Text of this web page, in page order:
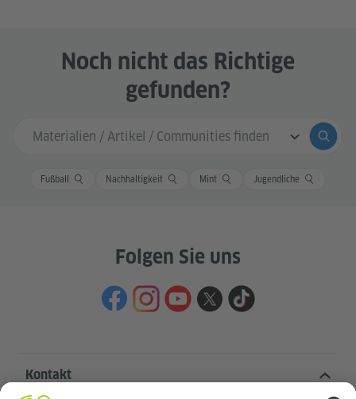
Noch nicht das Richtige
gefunden?
Sucheingabe
Fußball Nachhaltigkeit Mint Jugendliche
Folgen Sie uns
Kontakt